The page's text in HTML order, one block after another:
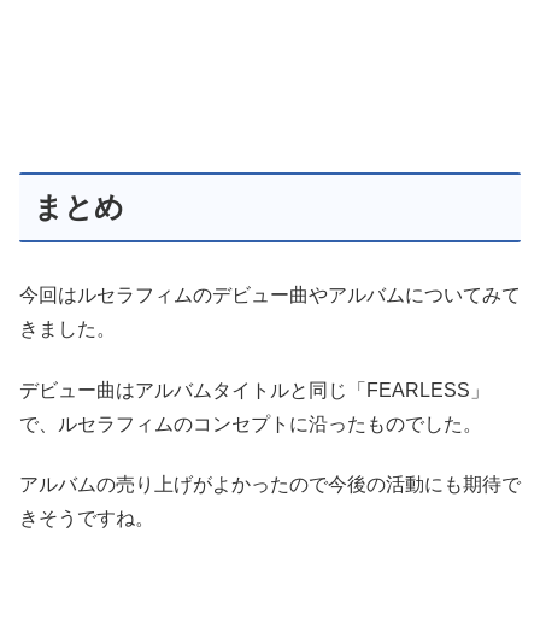
まとめ
今回はルセラフィムのデビュー曲やアルバムについてみて
きました。
デビュー曲はアルバムタイトルと同じ「FEARLESS」
で、ルセラフィムのコンセプトに沿ったものでした。
アルバムの売り上げがよかったので今後の活動にも期待で
きそうですね。